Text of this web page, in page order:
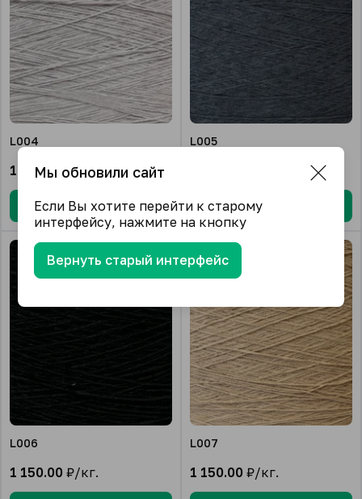
L004
1 150.00₽/кг.
В корзину
L005
В корзину
L006
1 150.00 ₽/кг.
L007
1 150.00 ₽/кг.
Мы обновили сайт
Если Вы хотите перейти к старому
интерфейсу, нажмите на кнопку
Вернуть старый интерфейс